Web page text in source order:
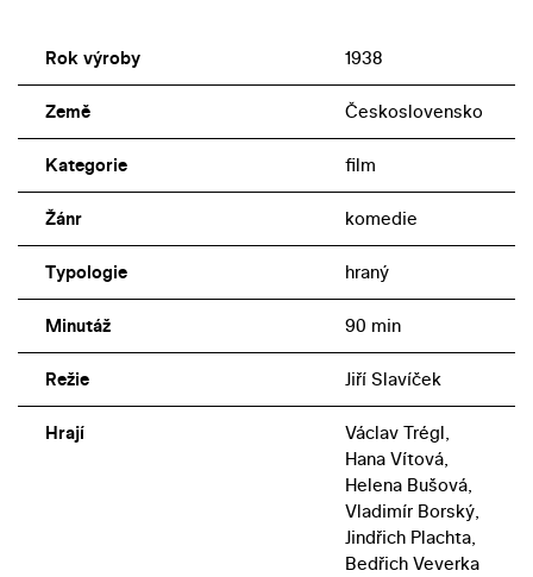
Rok výroby 1938
Země Československo
Kategorie film
Žánr komedie
Typologie hraný
Minutáž 90 min
Režie Jiří Slavíček
Hrají
Václav Trégl,
Hana Vítová,
Helena Bušová,
Vladimír Borský,
Jindřich Plachta,
Bedřich Veverka